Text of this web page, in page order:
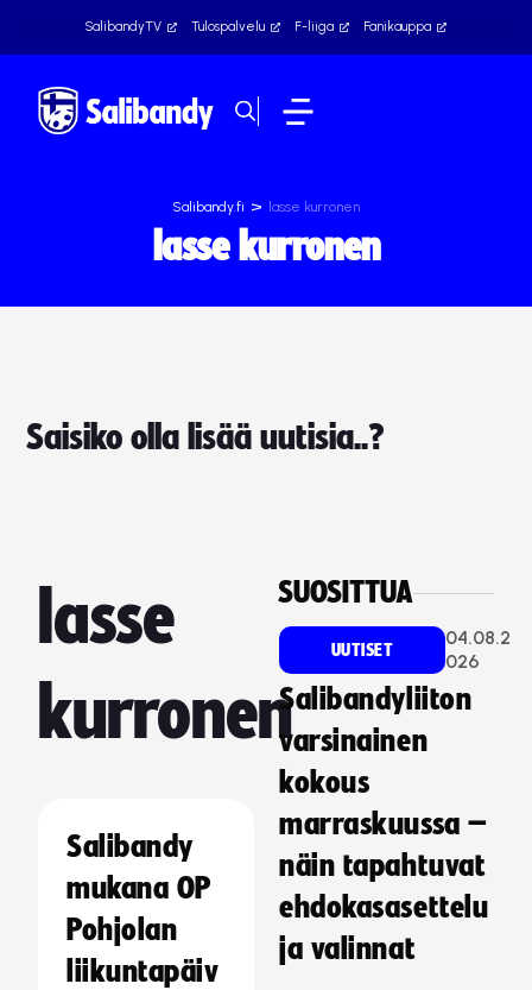
SalibandyTV Tulospalvelu F-liiga Fanikauppa
Salibandy.fi > lasse kurronen
lasse kurronen
Saisiko olla lisää uutisia..?
lasse
kurronen
Salibandy
mukana OP
Pohjolan
liikuntapäiv
SUOSITTUA
UUTISET
04.08.2
026
Salibandyliiton
varsinainen
kokous
marraskuussa –
näin tapahtuvat
ehdokasasettelu
ja valinnat